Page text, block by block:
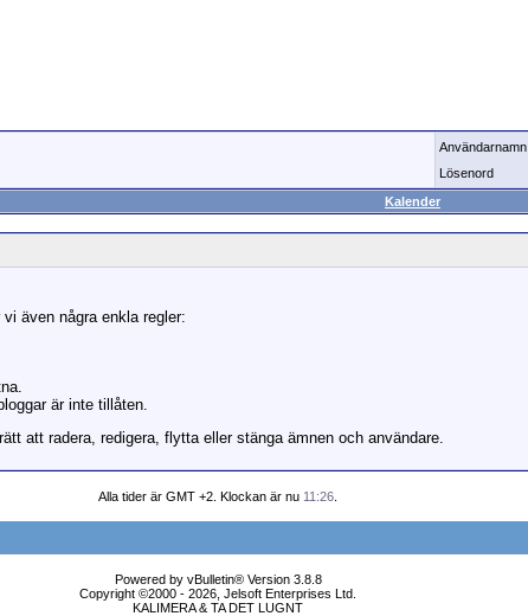
Användarnamn
Lösenord
Kalender
även några enkla regler:
är inte tillåten.
att radera, redigera, flytta eller stänga ämnen och användare.
Alla tider är GMT +2. Klockan är nu 11:26
Powered by vBulletin® Version 3.8.8
Copyright ©2000 - 2026, Jelsoft Enterprises Ltd.
KALIMERA & TA DET LUGNT